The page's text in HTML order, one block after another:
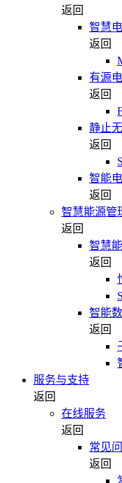
返回
智慧
返回
有源
返回
静止
返回
智能
返回
智慧能源管
返回
智慧
返回
智能
返回
服务与支持
返回
在线服务
返回
常见
返回